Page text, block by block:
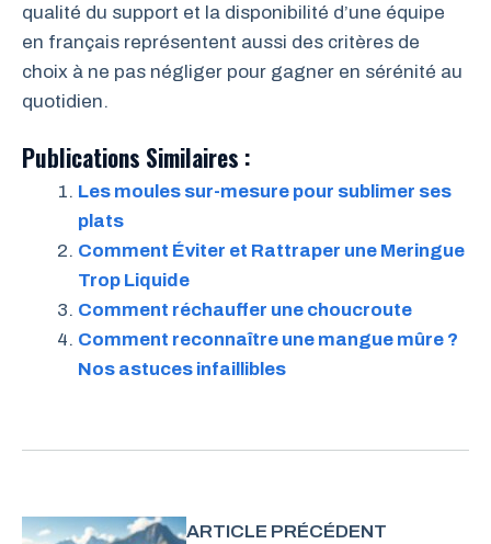
qualité du support et la disponibilité d’une équipe
en français représentent aussi des critères de
choix à ne pas négliger pour gagner en sérénité au
quotidien.
Publications Similaires :
Les moules sur-mesure pour sublimer ses
plats
Comment Éviter et Rattraper une Meringue
Trop Liquide
Comment réchauffer une choucroute
Comment reconnaître une mangue mûre ?
Nos astuces infaillibles
ARTICLE PRÉCÉDENT